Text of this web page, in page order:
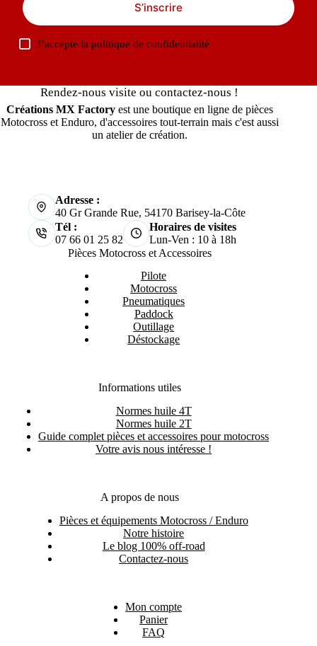
S’inscrire
J’accepte lapolitique de confidentialité
Rendez-nous visite ou contactez-nous !
Créations MX Factoryest une boutique en ligne de pièces
Motocross et Enduro, d'accessoires tout-terrain mais c'est aussi
un atelier de création.
Adresse :
40 Gr Grande Rue, 54170 Barisey-la-Côte
Tél :
07 66 01 25 82
Horaires de visites
Lun-Ven : 10 à 18h
Pièces Motocross et Accessoires
Pilote
Motocross
Pneumatiques
Paddock
Outillage
Déstockage
Informations utiles
Normes huile 4T
Normes huile 2T
Guide complet pièces et accessoires pour motocross
Votre avis nous intéresse !
A propos de nous
Pièces et équipements Motocross / Enduro
Notre histoire
Le blog 100% off-road
Contactez-nous
Mon compte
Panier
FAQ